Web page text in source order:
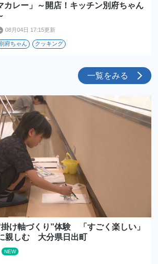
カレー」～開店！キッチン別府ちゃん
08月04日 17:15更新
別府ちゃん クッキング
一覧をみる
け軸づくり”体験 「すごく楽しい」
親しむ 大分県日出町